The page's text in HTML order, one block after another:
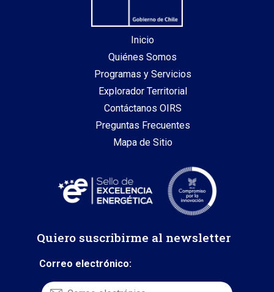
Inicio
Quiénes Somos
Programas y Servicios
Explorador Territorial
Contáctanos OIRS
Preguntas Frecuentes
Mapa de Sitio
Quiero suscribirme al newsletter
Correo electrónico: